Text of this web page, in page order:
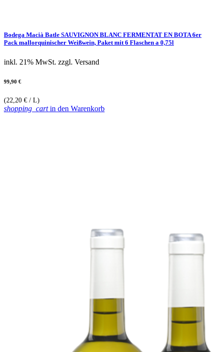
Bodega Macià Batle SAUVIGNON BLANC FERMENTAT EN BOTA 6er
Pack mallorquinischer Weißwein, Paket mit 6 Flaschen a 0,75l
inkl. 21% MwSt. zzgl. Versand
99,90 €
(22,20 € / L)
shopping_cartin den Warenkorb